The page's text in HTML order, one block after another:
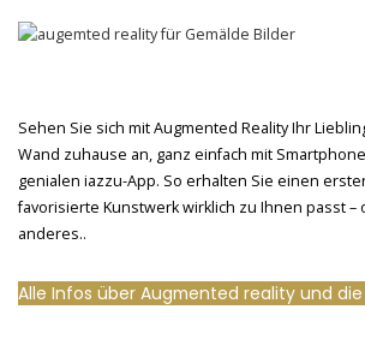
Sehen Sie sich mit Augmented Reality Ihr
Wand zuhause an, ganz einfach mit
genialen iazzu-App. So erhalten Sie einen
favorisierte Kunstwerk wirklich zu Ihnen passt –
anderes..
Alle Infos über Augmented reality und die